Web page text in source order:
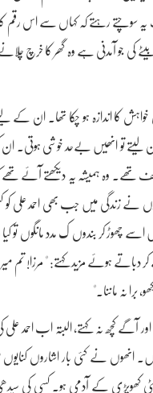
تک یہ سوچتے رہتے کہ کہاں سے اس
کے بیٹے کی جو آمدنی ہے وہ گھر کا
خواہش کا اندازہ ہو چکا تھا۔ ان
لیتے تو انھیں بےحد خوشی ہوتی۔ ان
تھے۔ وہ ہمیشہ یہ دیکھتے آئے
نے زندگی میں جب بھی احمد علی کو
اسے چھوڑ کر بندوں ک مدد مانگوں تو
کر دباتے ہوئے مزید کہتے: " مرزا!
برا نہ ماننا۔"
کچھ نہ کہتے، البتہ اب احمد علی
انھوں نے کئی بار اشاروں
کھوپڑی کے آدمی ہو۔ کسی کی